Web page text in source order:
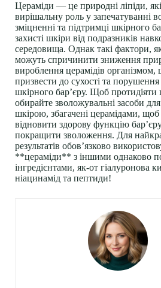
Цераміди — це природні ліпіди,
вирішальну роль у запечатуванні
зміцненні та підтримці шкірного
захисті шкіри від подразників
середовища. Однак такі фактори,
можуть спричинити зниження
вироблення церамідів
призвести до сухості та порушення
шкірного бар’єру. Щоб протидіяти
обирайте зволожувальні засоби
шкірою, збагачені церамідами,
відновити здорову функцію
покращити зволоження. Для
результатів обов’язково
**цераміди** з іншими однаково
інгредієнтами, як-от гіалуронова
ніацинамід та пептиди!